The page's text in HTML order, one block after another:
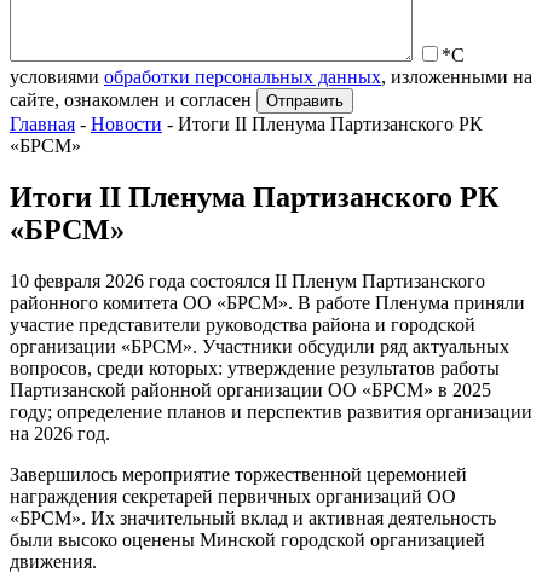
*С
условиями обработки персональных данных, изложенными на
сайте, ознакомлен и согласен
Главная - Новости - Итоги II Пленума Партизанского РК
«БРСМ»
Итоги II Пленума Партизанского РК
«БРСМ»
10 февраля 2026 года состоялся II Пленум Партизанского
районного комитета ОО «БРСМ». В работе Пленума приняли
участие представители руководства района и городской
организации «БРСМ». Участники обсудили ряд актуальных
вопросов, среди которых: утверждение результатов работы
Партизанской районной организации ОО «БРСМ» в 2025
году; определение планов и перспектив развития организации
на 2026 год.
Завершилось мероприятие торжественной церемонией
награждения секретарей первичных организаций ОО
«БРСМ». Их значительный вклад и активная деятельность
были высоко оценены Минской городской организацией
движения.